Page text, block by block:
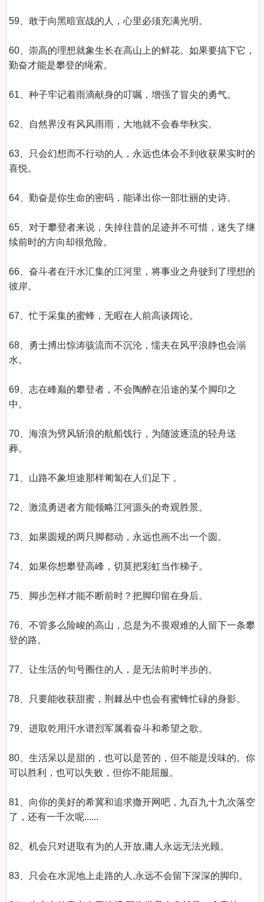
59、敢于向黑暗宣战的人，心里必须充满光明。
60、崇高的理想就象生长在高山上的鲜花。如果要搞下它，
勤奋才能是攀登的绳索。
61、种子牢记着雨滴献身的叮嘱，增强了冒尖的勇气。
62、自然界没有风风雨雨，大地就不会春华秋实。
63、只会幻想而不行动的人，永远也体会不到收获果实时的
喜悦。
64、勤奋是你生命的密码，能译出你一部壮丽的史诗。
65、对于攀登者来说，失掉往昔的足迹并不可惜，迷失了继
续前时的方向却很危险。
66、奋斗者在汗水汇集的江河里，将事业之舟驶到了理想的
彼岸。
67、忙于采集的蜜蜂，无暇在人前高谈阔论。
68、勇士搏出惊涛骇流而不沉沦，懦夫在风平浪静也会溺
水。
69、志在峰巅的攀登者，不会陶醉在沿途的某个脚印之
中。
70、海浪为劈风斩浪的航船饯行，为随波逐流的轻舟送
葬。
71、山路不象坦途那样匍匐在人们足下 。
72、激流勇进者方能领略江河源头的奇观胜景。
73、如果圆规的两只脚都动，永远也画不出一个圆。
74、如果你想攀登高峰，切莫把彩虹当作梯子。
75、脚步怎样才能不断前时？把脚印留在身后。
76、不管多么险峻的高山，总是为不畏艰难的人留下一条攀
登的路。
77、让生活的句号圈住的人，是无法前时半步的。
78、只要能收获甜蜜，荆棘丛中也会有蜜蜂忙碌的身影。
79、进取乾用汗水谱烈军属着奋斗和希望之歌。
80、生活呆以是甜的，也可以是苦的，但不能是没味的。你
可以胜利，也可以失败，但你不能屈服。
81、向你的美好的希冀和追求撒开网吧，九百九十九次落空
了，还有一千次呢......
82、机会只对进取有为的人开放,庸人永远无法光顾。
83、只会在水泥地上走路的人,永远不会留下深深的脚印。